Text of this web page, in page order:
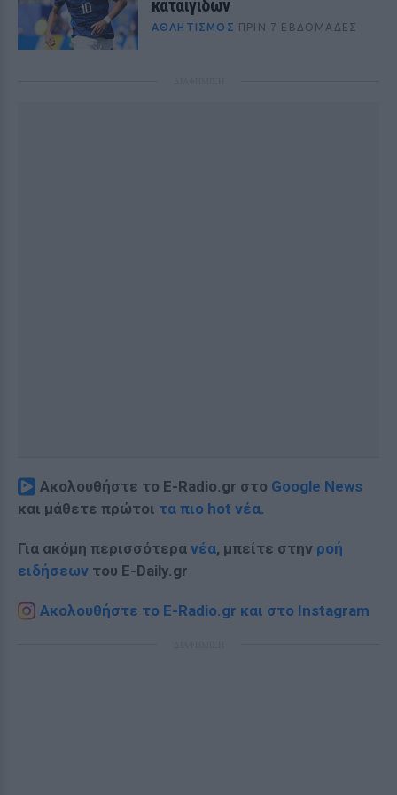
καταιγίδων
ΑΘΛΗΤΙΣΜΌΣ ΠΡΙΝ 7 ΕΒΔΟΜΆΔΕΣ
Ακολουθήστε το E-Radio.gr στο Google News
και μάθετε πρώτοι τα πιο hot νέα.
Για ακόμη περισσότερα νέα, μπείτε στην ροή
ειδήσεων του E-Daily.gr
Ακολουθήστε το E-Radio.gr και στο Instagram